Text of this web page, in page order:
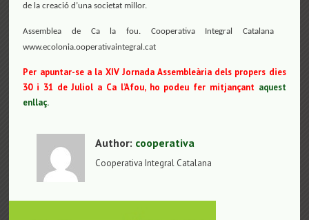
de la creació d’una societat millor.
Assemblea de Ca la fou. Cooperativa Integral Catalana
www.ecolonia.ooperativaintegral.cat
Per apuntar-se a la XIV Jornada Assembleària dels propers dies
30 i 31 de Juliol a Ca l’Afou, ho podeu fer mitjançant aquest
enllaç.
Author: cooperativa
Cooperativa Integral Catalana